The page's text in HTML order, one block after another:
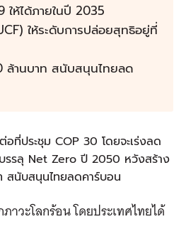
ให้ได้ภายในปี 2035
ให้ระดับการปล่อยสุทธิอยู่ที่
ล้านบาท สนับสนุนไทยลด
ที่ประชุม COP 30 โดยจะเร่งลด
บรรลุ Net Zero ปี 2050 หวังสร้าง
สนับสนุนไทยลดคาร์บอน
วะโลกร้อน โดยประเทศไทยได้